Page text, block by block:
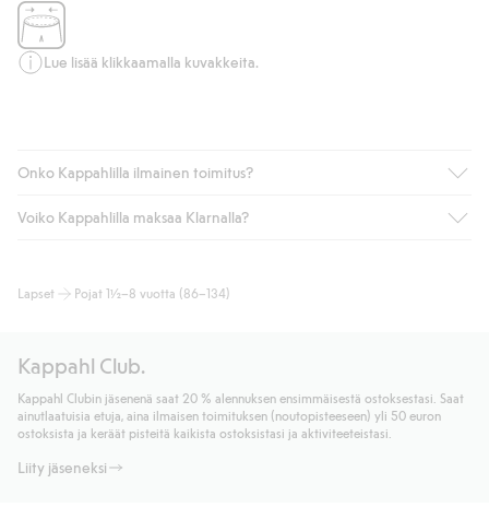
Lue lisää klikkaamalla kuvakkeita.
Onko Kappahlilla ilmainen toimitus?
Jos olet Kappahl Clubin jäsen, saat aina ilmaisen toimituksen
kotiinkuljetusta). Toimituskulut poistuvat automaattisesti, kun
noutopisteeseen tai pakettiautomaattiin ja PostNordin
kotiinkuljetuksella 6,99 €, riippumatta ostosummasta.
Lue lisää
Voiko Kappahlilla maksaa Klarnalla?
maksutavat, kuten laskun, sekä muita maksuvaihtoehtoja.
Lisätietoja Klarnan maksuehdoista
Lue lisää
Lapset Pojat 1½–8 vuotta (86–134)
Kappahl Club.
Kappahl Clubin jäsenenä saat 20 % alennuksen ensimmäisestä ostoksestasi. Saat
ainutlaatuisia etuja, aina ilmaisen toimituksen (noutopisteeseen) yli 50 euron
ostoksista ja keräät pisteitä kaikista ostoksistasi ja aktiviteeteistasi.
Liity jäseneksi